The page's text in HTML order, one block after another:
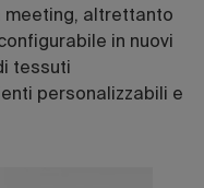
meeting, altrettanto
in nuovi
tessuti
personalizzabili e